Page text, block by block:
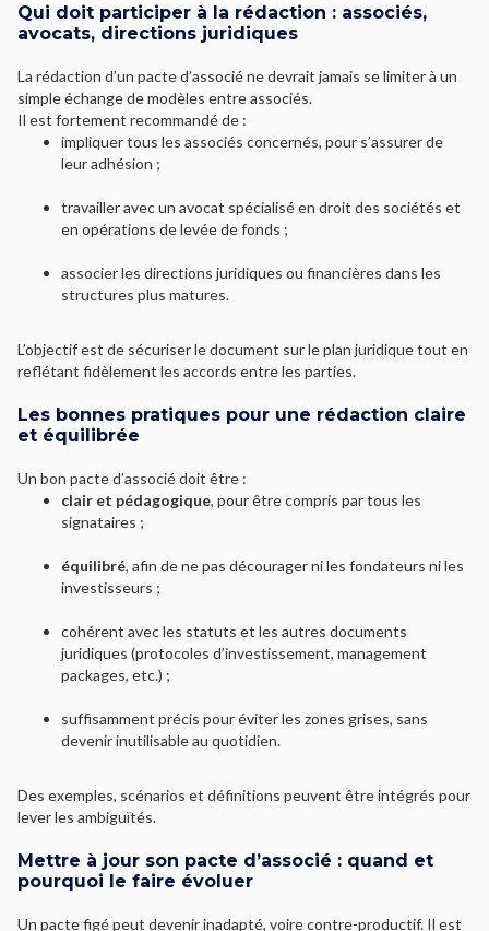
Qui doit participer à la rédaction : associés,
avocats, directions juridiques
La rédaction d’un pacte d’associé ne devrait jamais se limiter à un
simple échange de modèles entre associés.
Il est fortement recommandé de :
impliquer tous les associés concernés, pour s’assurer de
leur adhésion ;
travailler avec un avocat spécialisé en droit des sociétés et
en opérations de levée de fonds ;
associer les directions juridiques ou financières dans les
structures plus matures.
L’objectif est de sécuriser le document sur le plan juridique tout en
reflétant fidèlement les accords entre les parties.
Les bonnes pratiques pour une rédaction claire
et équilibrée
Un bon pacte d’associé doit être :
clair et pédagogique, pour être compris par tous les
signataires ;
équilibré, afin de ne pas décourager ni les fondateurs ni les
investisseurs ;
cohérent avec les statuts et les autres documents
juridiques (protocoles d’investissement, management
packages, etc.) ;
suffisamment précis pour éviter les zones grises, sans
devenir inutilisable au quotidien.
Des exemples, scénarios et définitions peuvent être intégrés pour
lever les ambiguïtés.
Mettre à jour son pacte d’associé : quand et
pourquoi le faire évoluer
Un pacte figé peut devenir inadapté, voire contre-productif. Il est